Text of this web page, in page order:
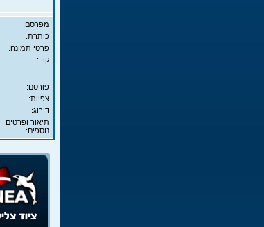
מפרסם:
כותרת:
פרטי תמונה:
קוד:
פורסם:
צפיות:
דירוג:
תיאור ופרטים
נוספים: